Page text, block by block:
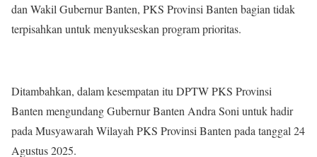
dan Wakil Gubernur Banten, PKS Provinsi Banten bagian tidak
terpisahkan untuk menyukseskan program prioritas.
Ditambahkan, dalam kesempatan itu DPTW PKS Provinsi
Banten mengundang Gubernur Banten Andra Soni untuk hadir
pada Musyawarah Wilayah PKS Provinsi Banten pada tanggal 24
Agustus 2025.